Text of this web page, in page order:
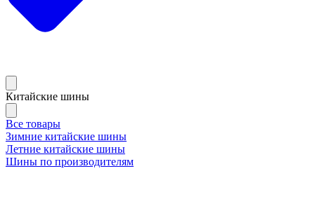
Китайские шины
Все товары
Зимние китайские шины
Летние китайские шины
Шины по производителям